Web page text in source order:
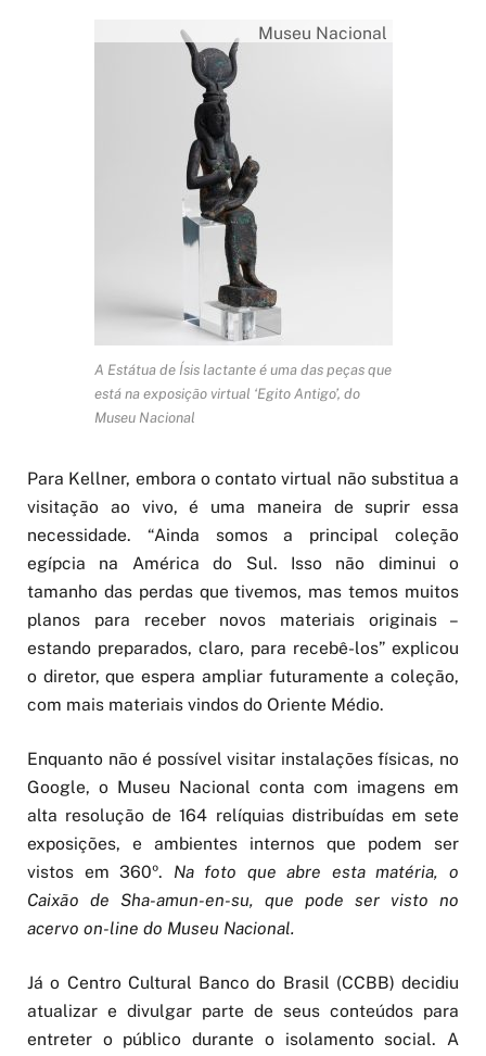
Museu Nacional
A Estátua de Ísis lactante é uma das peças que
está na exposição virtual ‘Egito Antigo’, do
Museu Nacional
Para Kellner, embora o contato virtual não substitua a
visitação ao vivo, é uma maneira de suprir essa
necessidade. “Ainda somos a principal coleção
egípcia na América do Sul. Isso não diminui o
tamanho das perdas que tivemos, mas temos muitos
planos para receber novos materiais originais –
estando preparados, claro, para recebê-los” explicou
o diretor, que espera ampliar futuramente a coleção,
com mais materiais vindos do Oriente Médio.
Enquanto não é possível visitar instalações físicas, no
Google, o Museu Nacional conta com imagens em
alta resolução de 164 relíquias distribuídas em sete
exposições, e ambientes internos que podem ser
vistos em 360º. Na foto que abre esta matéria, o
Caixão de Sha-amun-en-su, que pode ser visto no
acervo on-line do Museu Nacional.
Já o Centro Cultural Banco do Brasil (CCBB) decidiu
atualizar e divulgar parte de seus conteúdos para
entreter o público durante o isolamento social. A